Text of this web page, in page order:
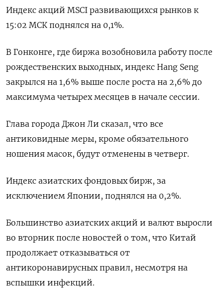
Индекс акций MSCI развивающихся рынков к
15:02 МСК поднялся на 0,1%.
В Гонконге, где биржа возобновила работу после
рождественских выходных, индекс Hang Seng
закрылся на 1,6% выше после роста на 2,6% до
максимума четырех месяцев в начале сессии.
Глава города Джон Ли сказал, что все
антиковидные меры, кроме обязательного
ношения масок, будут отменены в четверг.
Индекс азиатских фондовых бирж, за
исключением Японии, поднялся на 0,2%.
Большинство азиатских акций и валют выросли
во вторник после новостей о том, что Китай
продолжает отказываться от
антикоронавирусных правил, несмотря на
вспышки инфекций.